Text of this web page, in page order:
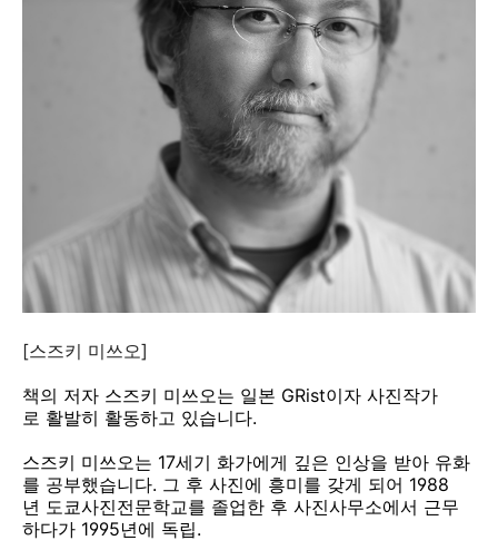
[스즈키 미쓰오]
책의 저자 스즈키 미쓰오는 일본 GRist이자 사진작가
로 활발히 활동하고 있습니다.
스즈키 미쓰오는 17세기 화가에게 깊은 인상을 받아 유화
를 공부했습니다. 그 후 사진에 흥미를 갖게 되어 1988
년 도쿄사진전문학교를 졸업한 후 사진사무소에서 근무
하다가 1995년에 독립.